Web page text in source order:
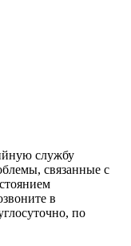
службу
связанные с
в
по